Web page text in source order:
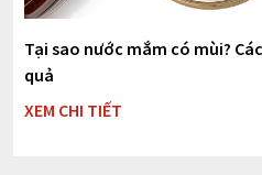
Tại sao nước mắm có mùi?
quả
XEM CHI TIẾT